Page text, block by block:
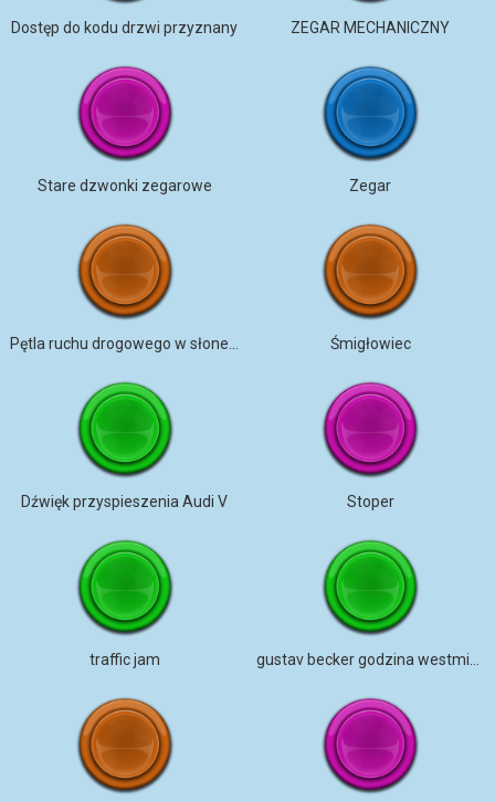
Dostęp do kodu drzwi przyznany ZEGAR MECHANICZNY
Stare dzwonki zegarowe Zegar
Śmigłowiec
Dźwięk przyspieszenia Audi V Stoper
traffic jam